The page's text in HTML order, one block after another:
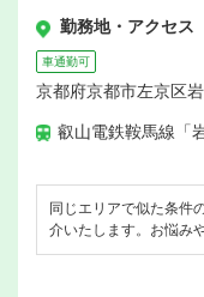
勤務地・アクセス
車通勤可
京都府京都市左京区
叡山電鉄鞍馬線「
同じエリアで似た条件
介いたします。お悩み